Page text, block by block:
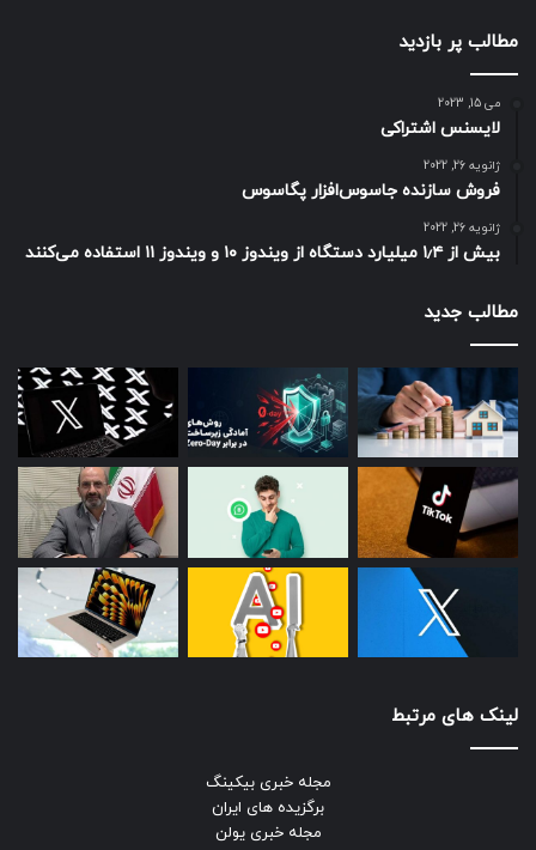
مطالب پر بازدید
می 15, 2023
لایسنس اشتراکی
ژانویه 26, 2022
فروش سازنده جاسوس‌افزار پگاسوس
ژانویه 26, 2022
بیش از ۱٫۴ میلیارد دستگاه از ویندوز ۱۰ و ویندوز ۱۱ استفاده می‌کنند
مطالب جدید
لینک های مرتبط
مجله خبری بیکینگ
برگزیده های ایران
مجله خبری یولن